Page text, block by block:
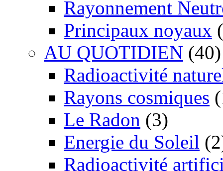
Rayonnement
Principaux noyaux
AU QUOTIDIEN (40)
Radioactivité
Rayons cosmiques
Le Radon (3)
Energie du Soleil
Radioactivité